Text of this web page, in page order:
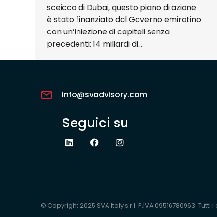
sceicco di Dubai, questo piano di azione
è stato finanziato dal Governo emiratino
con un’iniezione di capitali senza
precedenti: 14 miliardi di…
info@svadvisory.com
Seguici su
© Copyright 2025 SVA Italy s.r.l. P.IVA 09516780963. Tutti